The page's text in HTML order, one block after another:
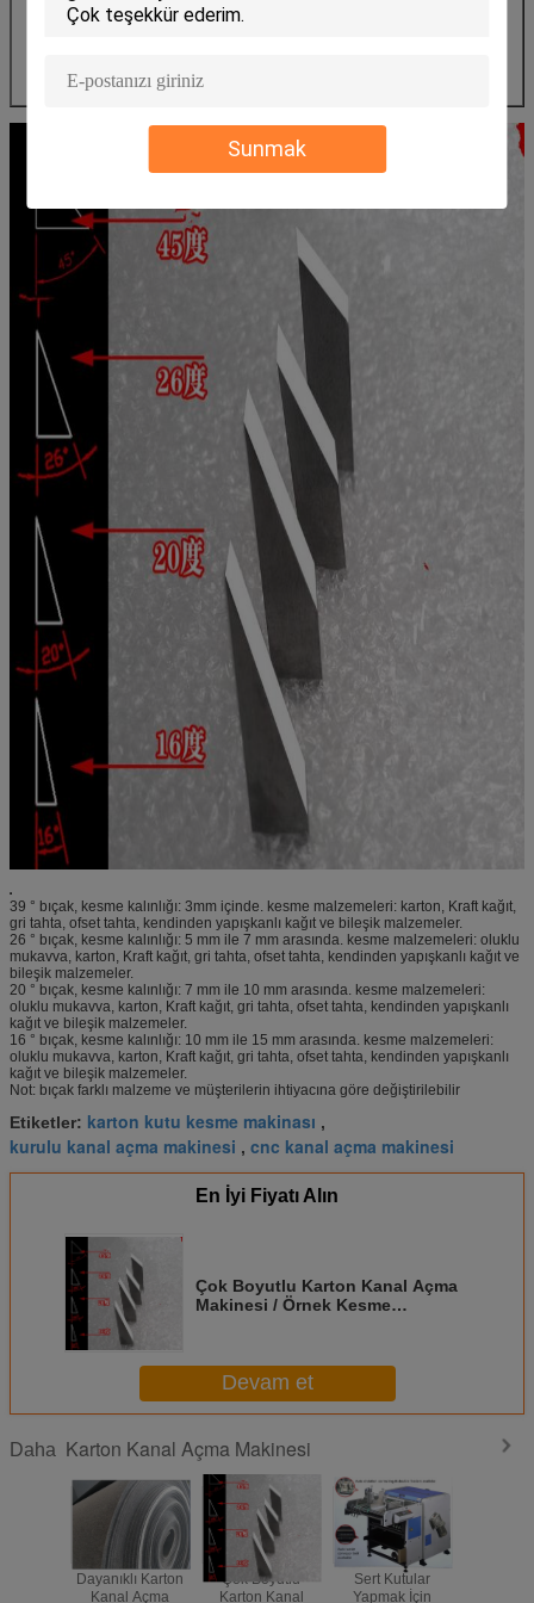
Sunmak
göre her türlü bıçak veya tasarım yapabiliriz.
39 ° bıçak, kesme kalınlığı: 3mm içinde. kesme malzemeleri: karton, Kraft kağıt,
gri tahta, ofset tahta, kendinden yapışkanlı kağıt ve bileşik malzemeler.
26 ° bıçak, kesme kalınlığı: 5 mm ile 7 mm arasında. kesme malzemeleri: oluklu
mukavva, karton, Kraft kağıt, gri tahta, ofset tahta, kendinden yapışkanlı kağıt ve
bileşik malzemeler.
20 ° bıçak, kesme kalınlığı: 7 mm ile 10 mm arasında. kesme malzemeleri:
oluklu mukavva, karton, Kraft kağıt, gri tahta, ofset tahta, kendinden yapışkanlı
kağıt ve bileşik malzemeler.
16 ° bıçak, kesme kalınlığı: 10 mm ile 15 mm arasında. kesme malzemeleri:
oluklu mukavva, karton, Kraft kağıt, gri tahta, ofset tahta, kendinden yapışkanlı
kağıt ve bileşik malzemeler.
Not: bıçak farklı malzeme ve müşterilerin ihtiyacına göre değiştirilebilir
Etiketler: karton kutu kesme makinası ,
kurulu kanal açma makinesi , cnc kanal açma makinesi
En İyi Fiyatı Alın
Çok Boyutlu Karton Kanal Açma
Makinesi / Örnek Kesme
Devam et
Daha Karton Kanal Açma Makinesi
Dayanıklı Karton
Kanal Açma
Çok Boyutlu
Karton Kanal
Sert Kutular
Yapmak İçin